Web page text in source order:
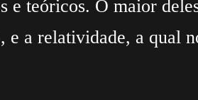
teóricos. O maior
a relatividade, a qual